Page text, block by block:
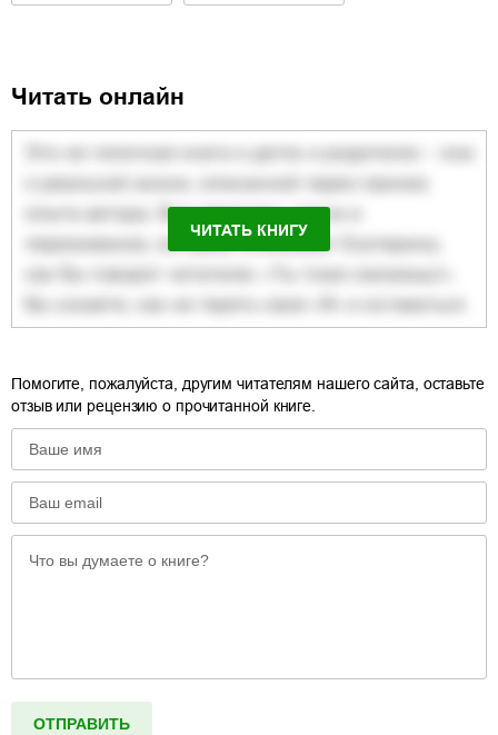
Читать онлайн
ЧИТАТЬ КНИГУ
Помогите, пожалуйста, другим читателям нашего сайта, оставьте
отзыв или рецензию о прочитанной книге.